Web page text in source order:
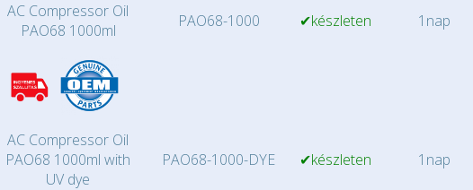
AC Compressor Oil
PAO68 1000ml
PAO68-1000 ✔készleten
1nap
AC Compressor Oil
PAO68 1000ml with
UV dye
PAO68-1000-DYE ✔készleten
1nap